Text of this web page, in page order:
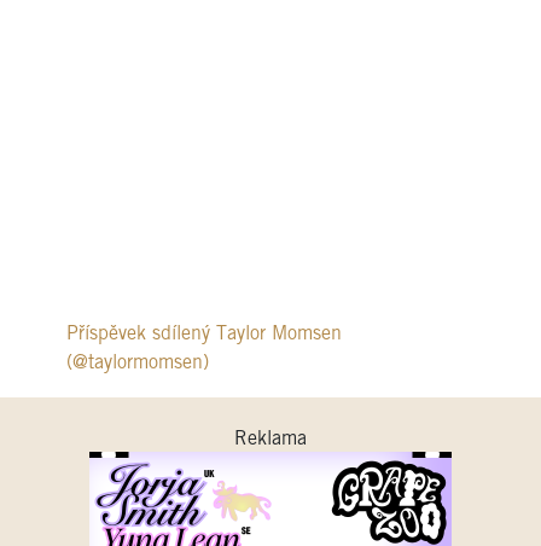
Příspěvek sdílený Taylor Momsen
(@taylormomsen)
Reklama